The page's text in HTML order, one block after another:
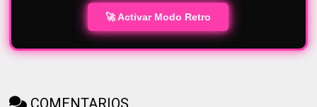
🚀 Activar Modo Retro